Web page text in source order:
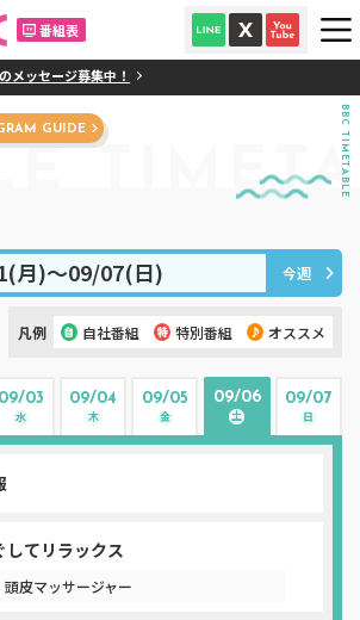
番組表
セージ募集中！
GUIDE BBC TIMETABLE
月)〜09/07(日) 今週
凡例 自社番組 特別番組 オススメ
09/03
水
09/04
木
09/05
金
09/06
土
09/07
日
してリラックス
頭皮マッサージャー